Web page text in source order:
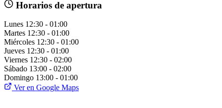
Horarios de apertura
Lunes 12:30 - 01:00
Martes 12:30 - 01:00
Miércoles 12:30 - 01:00
Jueves 12:30 - 01:00
Viernes 12:30 - 02:00
Sábado 13:00 - 02:00
Domingo 13:00 - 01:00
Ver en Google Maps